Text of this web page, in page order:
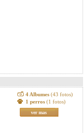
4 Albumes (43 fotos)
1 perros (1 fotos)
ver mas